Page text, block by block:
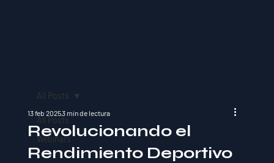
All Posts
Webinars
All Posts
Revolucionando el
Rendimiento Deportivo
13 feb 20253 min de lectura